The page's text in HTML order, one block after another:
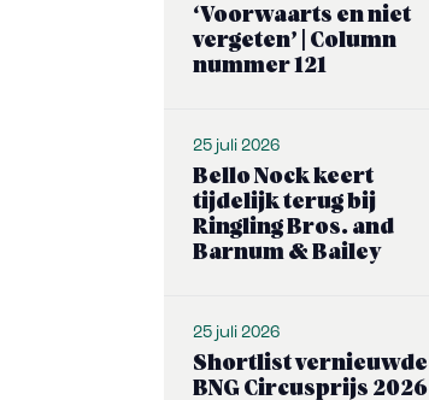
‘Voorwaarts en niet
vergeten’ | Column
nummer 121
25 juli 2026
Bello Nock keert
tijdelijk terug bij
Ringling Bros. and
Barnum & Bailey
25 juli 2026
Shortlist vernieuwde
BNG Circusprijs 2026